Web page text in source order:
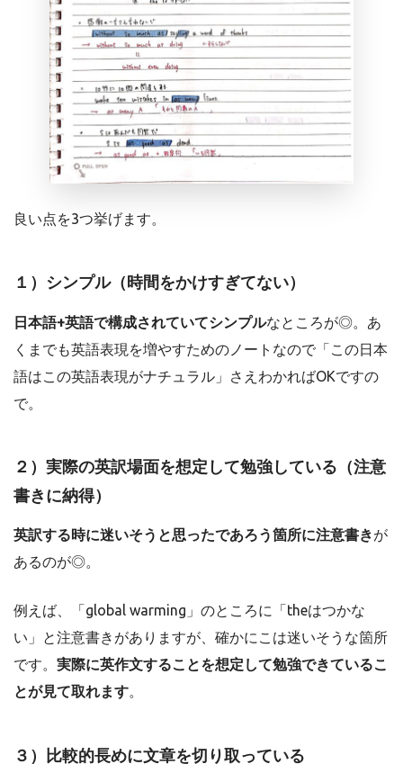
良い点を3つ挙げます。
１）シンプル（時間をかけすぎてない）
日本語+英語で構成されていてシンプルなところが◎。あ
くまでも英語表現を増やすためのノートなので「この日本
語はこの英語表現がナチュラル」さえわかればOKですの
で。
２）実際の英訳場面を想定して勉強している（注意
書きに納得）
英訳する時に迷いそうと思ったであろう箇所に注意書きが
あるのが◎。
例えば、「global warming」のところに「theはつかな
い」と注意書きがありますが、確かにこは迷いそうな箇所
です。 実際に英作文することを想定して勉強できているこ
とが見て取れます。
３）比較的長めに文章を切り取っている